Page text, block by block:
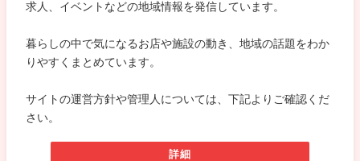
求人、イベントなどの地域情報を発信しています。
暮らしの中で気になるお店や施設の動き、地域の話題をわか
りやすくまとめています。
サイトの運営方針や管理人については、下記よりご確認くだ
さい。
詳細